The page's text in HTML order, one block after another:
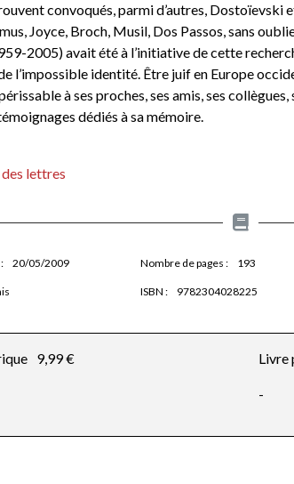
convoqués, parmi d’autres, Dostoïevski
Joyce, Broch, Musil, Dos Passos, sans
2005) avait été à l’initiative de cette
l’impossible identité. Être juif en Europe
à ses proches, ses amis, ses
dédiés à sa mémoire.
des lettres
20/05/2009 Nombre de pages : 193
ISBN : 9782304028225
9,99 € Livre
-